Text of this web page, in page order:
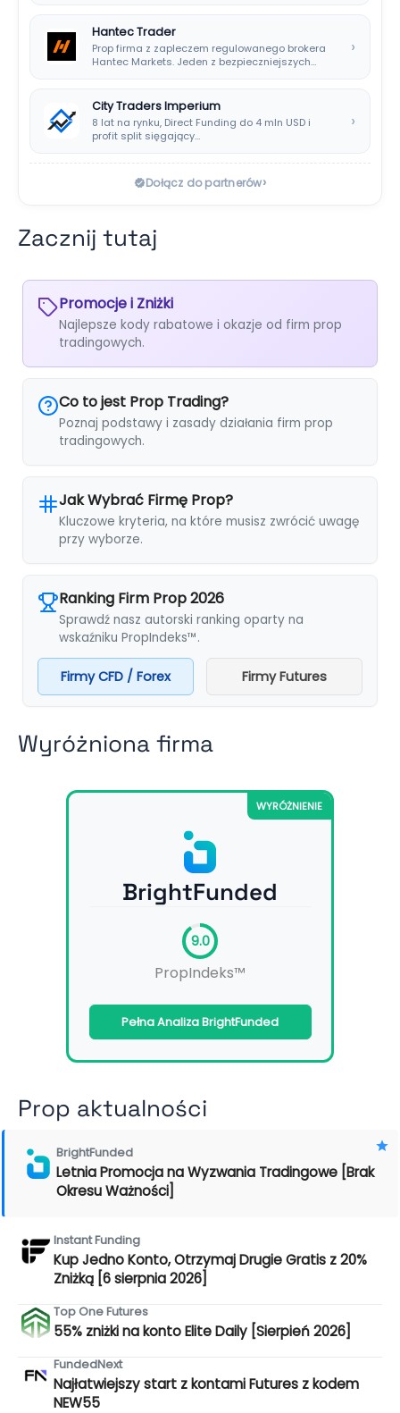
Hantec Trader
Prop firma z zapleczem regulowanego brokera
Hantec Markets. Jeden z bezpieczniejszych
›
City Traders Imperium
8 lat na rynku, Direct Funding do 4 mln USD i
profit split sięgający…
›
Dołącz do partnerów›
Zacznij tutaj
Promocje i Zniżki
Najlepsze kody rabatowe i okazje od firm prop
tradingowych.
Co to jest Prop Trading?
Poznaj podstawy i zasady działania firm prop
tradingowych.
Jak Wybrać Firmę Prop?
Kluczowe kryteria, na które musisz zwrócić uwagę
przy wyborze.
Ranking Firm Prop 2026
Sprawdź nasz autorski ranking oparty na
wskaźniku PropIndeks™.
Firmy CFD / Forex Firmy Futures
Wyróżniona firma
WYRÓŻNIENIE
BrightFunded
9.0
PropIndeks™
Pełna Analiza BrightFunded
Prop aktualności
BrightFunded
Letnia Promocja na Wyzwania Tradingowe [Brak
Okresu Ważności]
Instant Funding
Kup Jedno Konto, Otrzymaj Drugie Gratis z 20%
Zniżką [6 sierpnia 2026]
Top One Futures
55% zniżki na konto Elite Daily [Sierpień 2026]
FundedNext
Najłatwiejszy start z kontami Futures z kodem
NEW55